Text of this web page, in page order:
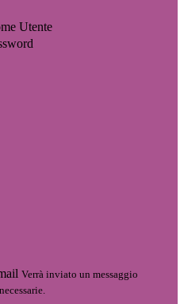
Utente
Verrà inviato un messaggio